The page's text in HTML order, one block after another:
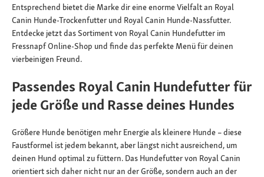
Entsprechend bietet die Marke dir eine enorme Vielfalt an Royal
Canin Hunde-Trockenfutter und Royal Canin Hunde-Nassfutter.
Entdecke jetzt das Sortiment von Royal Canin Hundefutter im
Fressnapf Online-Shop und finde das perfekte Menü für deinen
vierbeinigen Freund.
Passendes Royal Canin Hundefutter für
jede Größe und Rasse deines Hundes
Größere Hunde benötigen mehr Energie als kleinere Hunde – diese
Faustformel ist jedem bekannt, aber längst nicht ausreichend, um
deinen Hund optimal zu füttern. Das Hundefutter von Royal Canin
orientiert sich daher nicht nur an der Größe, sondern auch an der